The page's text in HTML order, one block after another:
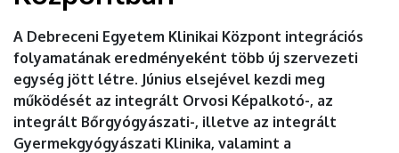
EGYETEM
A Debreceni Egyetem Klinikai Központ integrációs
folyamatának eredményeként több új szervezeti
egység jött létre. Június elsejével kezdi meg
működését az integrált Orvosi Képalkotó-, az
integrált Bőrgyógyászati-, illetve az integrált
Gyermekgyógyászati Klinika, valamint a